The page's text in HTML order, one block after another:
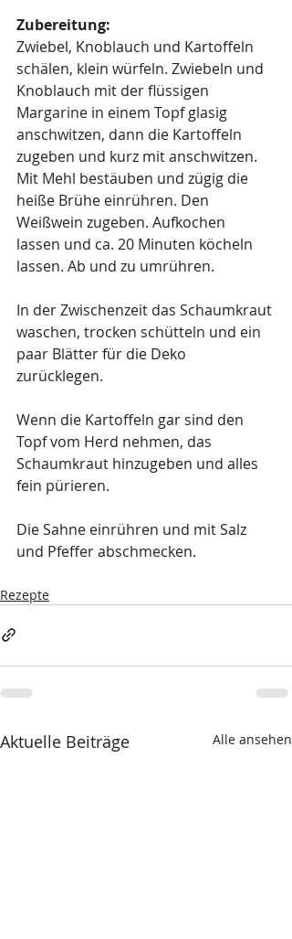
Zubereitung:
Zwiebel, Knoblauch und Kartoffeln
schälen, klein würfeln. Zwiebeln und
Knoblauch mit der flüssigen
Margarine in einem Topf glasig
anschwitzen, dann die Kartoffeln
zugeben und kurz mit anschwitzen.
Mit Mehl bestäuben und zügig die
heiße Brühe einrühren. Den
Weißwein zugeben. Aufkochen
lassen und ca. 20 Minuten köcheln
lassen. Ab und zu umrühren.
In der Zwischenzeit das Schaumkraut
waschen, trocken schütteln und ein
paar Blätter für die Deko
zurücklegen.
Wenn die Kartoffeln gar sind den
Topf vom Herd nehmen, das
Schaumkraut hinzugeben und alles
fein pürieren.
Die Sahne einrühren und mit Salz
und Pfeffer abschmecken.
Rezepte
Aktuelle Beiträge Alle ansehen